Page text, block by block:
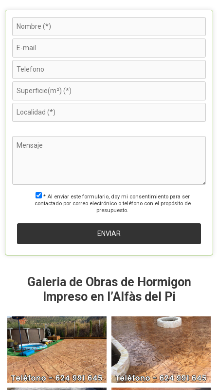
* Al enviar este formulario, doy mi consentimiento para ser
contactado por correo electrónico o teléfono con el propósito de
presupuesto.
Galeria de Obras de Hormigon
Impreso en l’Alfàs del Pi